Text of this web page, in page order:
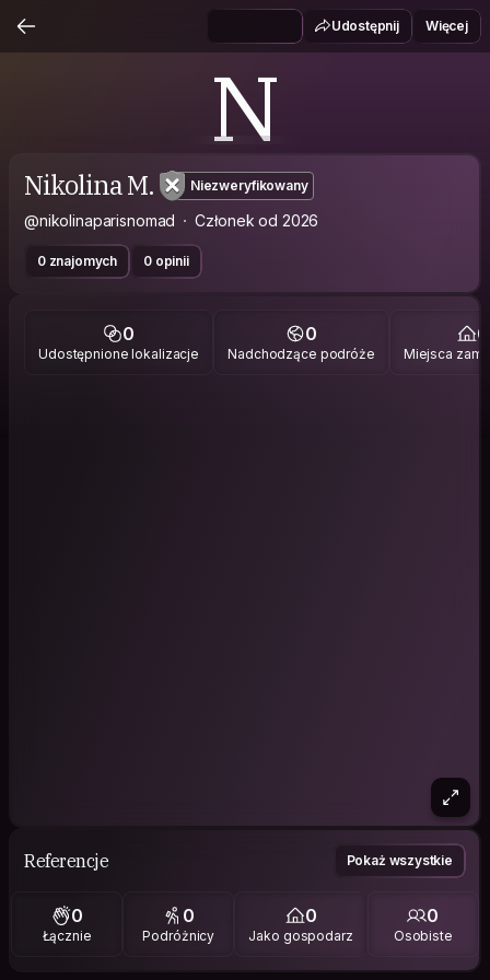
Udostępnij Więcej
N
Nikolina M. Niezweryfikowany
@nikolinaparisnomad Członek od 2026
0 znajomych 0 opinii
0
Udostępnione lokalizacje
0
Nadchodzące podróże
0
Miejsca
Referencje Pokaż wszystkie
0
Łącznie
0
Podróżnicy
0
Jako gospodarz
0
Osobiste